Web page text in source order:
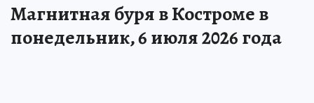
Магнитная буря в Костроме в
понедельник, 6 июля 2026 года